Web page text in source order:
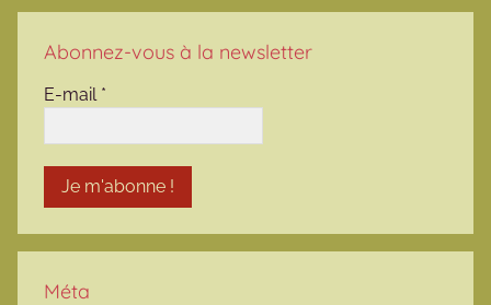
Abonnez-vous à la newsletter
E-mail *
Méta